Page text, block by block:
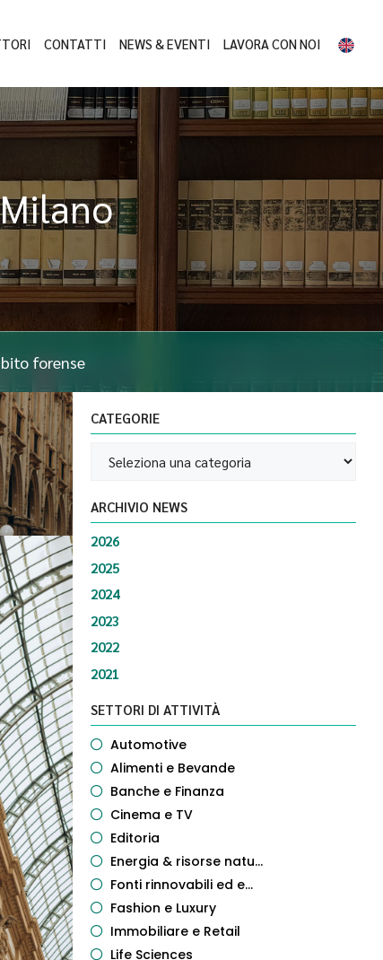
CONTATTI NEWS & EVENTI LAVORA CON NOI
forense
CATEGORIE
ARCHIVIO NEWS
2026
2025
2024
2023
2022
2021
SETTORI DI ATTIVITÀ
Automotive
Alimenti e Bevande
Banche e Finanza
Cinema e TV
Editoria
Energia & risorse natu...
Fonti rinnovabili ed e...
Fashion e Luxury
Immobiliare e Retail
Life Sciences